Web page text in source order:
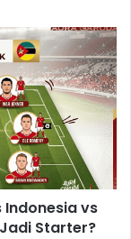
Indonesia vs
Starter?